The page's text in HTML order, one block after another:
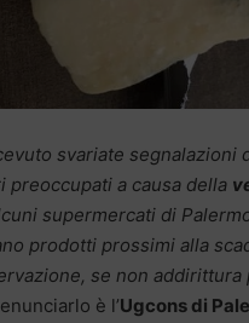
svariate segnalazioni
preoccupati a causa della
supermercati di
prodotti prossimi alla
se non
è l’Ugcons di